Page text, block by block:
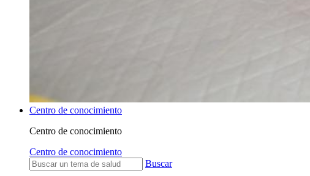
Centro de conocimiento
Centro de conocimiento
Centro de conocimiento
Buscar